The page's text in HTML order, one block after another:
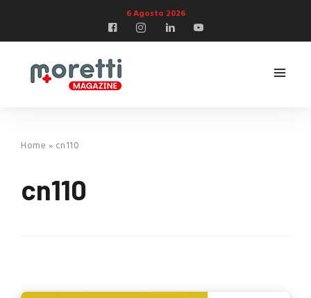
6 Agosto 2026
Home » cn110
cn110